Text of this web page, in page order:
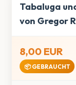
Tabaluga
von Gregor
8,00 EUR
📦 GEBRAUCHT